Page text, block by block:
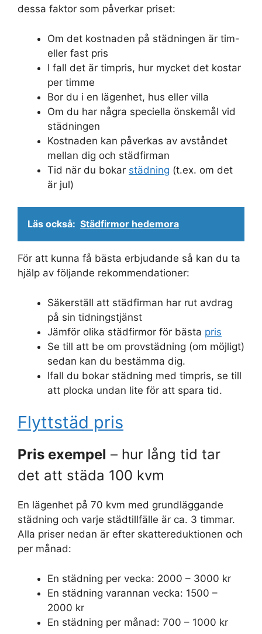
dessa faktor som påverkar priset:
Om det kostnaden på städningen är tim-
eller fast pris
I fall det är timpris, hur mycket det kostar
per timme
Bor du i en lägenhet, hus eller villa
Om du har några speciella önskemål vid
städningen
Kostnaden kan påverkas av avståndet
mellan dig och städfirman
Tid när du bokar städning (t.ex. om det
är jul)
Läs också: Städfirmor hedemora
För att kunna få bästa erbjudande så kan du ta
hjälp av följande rekommendationer:
Säkerställ att städfirman har rut avdrag
på sin tidningstjänst
Jämför olika städfirmor för bästa pris
Se till att be om provstädning (om möjligt)
sedan kan du bestämma dig.
Ifall du bokar städning med timpris, se till
att plocka undan lite för att spara tid.
Flyttstäd pris
Pris exempel – hur lång tid tar
det att städa 100 kvm
En lägenhet på 70 kvm med grundläggande
städning och varje städtillfälle är ca. 3 timmar.
Alla priser nedan är efter skattereduktionen och
per månad:
En städning per vecka: 2000 – 3000 kr
En städning varannan vecka: 1500 –
2000 kr
En städning per månad: 700 – 1000 kr